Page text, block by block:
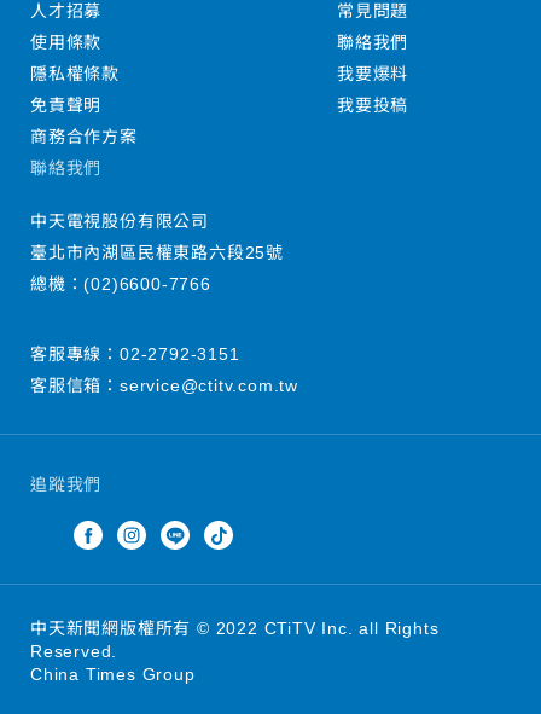
追蹤我們
人才招募
使用條款
隱私權條款
免責聲明
商務合作方案
常見問題
聯絡我們
我要爆料
我要投稿
聯絡我們
中天電視股份有限公司
臺北市內湖區民權東路六段25號
總機：(02)6600-7766
客服專線： 02-2792-3151
客服信箱： service@ctitv.com.tw
中天新聞網版權所有 © 2022 CTiTV Inc. all Rights
Reserved.
China Times Group